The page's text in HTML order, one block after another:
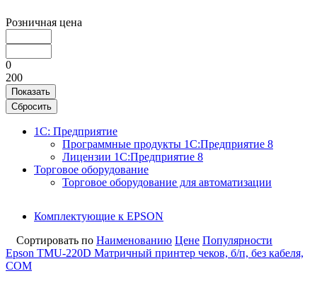
Розничная цена
0
200
Показать
Сбросить
1С: Предприятие
Программные продукты 1С:Предприятие 8
Лицензии 1С:Предприятие 8
Торговое оборудование
Торговое оборудование для автоматизации
Комплектующие к EPSON
Сортировать по Наименованию Цене Популярности
Epson TMU-220D Матричный принтер чеков, б/п, без кабеля,
COM